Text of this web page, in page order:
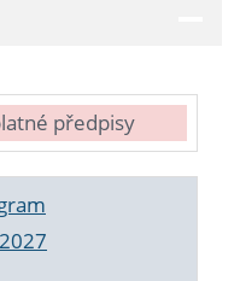
předpisy